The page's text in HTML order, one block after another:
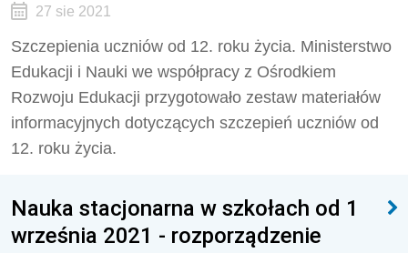
27 sie 2021
Szczepienia uczniów od 12. roku życia. Ministerstwo
Edukacji i Nauki we współpracy z Ośrodkiem
Rozwoju Edukacji przygotowało zestaw materiałów
informacyjnych dotyczących szczepień uczniów od
12. roku życia.
Nauka stacjonarna w szkołach od 1
września 2021 - rozporządzenie